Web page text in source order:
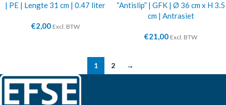
| PE | Lengte 31 cm | 0.47 liter
€2,00 Excl. BTW
“Antislip” | GFK | Ø 36 cm x H 3.5
cm | Antrasiet
€21,00 Excl. BTW
1 2 →